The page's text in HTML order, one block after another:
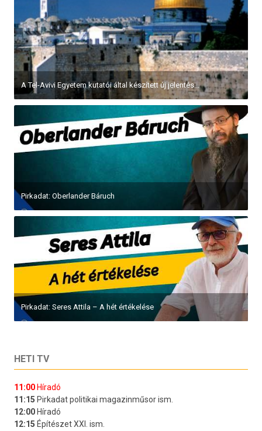
A Tel-Avivi Egyetem kutatói által készített új jelentés...
Pirkadat: Oberlander Báruch
Pirkadat: Seres Attila – A hét értékelése
HETI TV